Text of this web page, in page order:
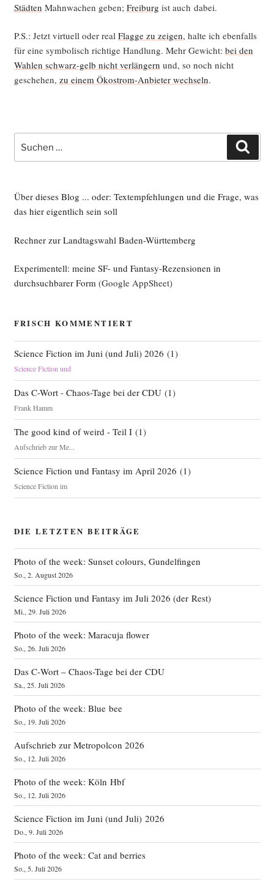
Städ­ten Mahn­wa­chen geben; Frei­burg ist auch dabei.
P.S.: Jetzt vir­tu­ell oder real Flag­ge zu zei­gen, hal­te ich eben­falls
für eine sym­bo­lisch rich­ti­ge Hand­lung. Mehr Gewicht: bei den
Wah­len schwarz-gelb nicht ver­län­gern und, so noch nicht
gesche­hen, zu einem Öko­strom-Anbie­ter wech­seln.
nach:
Über dieses Blog ... oder: Textempfehlungen und die Frage, was
das hier eigentlich sein soll
Rechner zur Landtagswahl Baden-Württemberg
Experimentell: meine SF- und Fantasy-Rezensionen in
durchsuchbarer Form(Google AppSheet)
FRISCH KOMMENTIERT
Science Fiction im Juni (und Juli) 2026 (1)
Science Fiction und
Das C-Wort - Chaos-Tage bei der CDU(1)
Frank Hamm
The good kind of weird - Teil I(1)
Aufschrieb zur Me...
Science Fiction und Fantasy im April 2026 (1)
Science Fiction im
DIE LETZTEN BEITRÄGE
Photo of the week: Sunset colours, Gundelfingen
So., 2. August 2026
Science Fiction und Fantasy im Juli 2026 (der Rest)
Mi., 29. Juli 2026
Photo of the week: Maracuja flower
So., 26. Juli 2026
Das C‑Wort – Chaos-Tage bei der CDU
Sa., 25. Juli 2026
Photo of the week: Blue bee
So., 19. Juli 2026
Aufschrieb zur Metropolcon 2026
So., 12. Juli 2026
Photo of the week: Köln Hbf
So., 12. Juli 2026
Science Fiction im Juni (und Juli) 2026
Do., 9. Juli 2026
Photo of the week: Cat and berries
So., 5. Juli 2026